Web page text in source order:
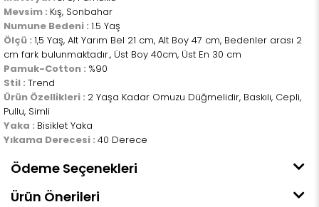
Mevsim : Kış, Sonbahar
Numune Bedeni : 1.5 Yaş
Ölçü : 1,5 Yaş, Alt Yarım Bel 21 cm, Alt Boy 47 cm, Bedenler arası 2
cm fark bulunmaktadır., Üst Boy 40cm, Üst En 30 cm
Pamuk-Cotton : %90
Stil : Trend
Ürün Özellikleri : 2 Yaşa Kadar Omuzu Düğmelidir, Baskılı, Cepli,
Pullu, Simli
Yaka : Bisiklet Yaka
Yıkama Derecesi : 40 Derece
Ödeme Seçenekleri
Ürün Önerileri